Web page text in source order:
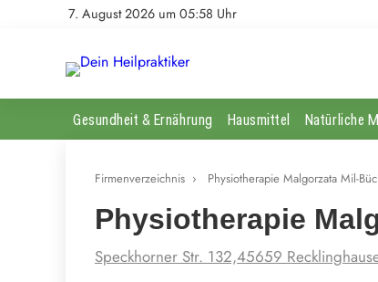
7. August 2026 um 05:58 Uhr
Gesundheit & Ernährung Hausmittel Natürliche
Firmenverzeichnis › Physiotherapie Malgorzata Mil-
Physiotherapie
Speckhorner Str. 132,45659